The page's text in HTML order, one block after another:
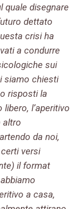
quale disegnare
dettato
crisi ha
a condurre
sui
siamo chiesti
risposti la
l’aperitivo
altro
da noi,
versi
il format
a casa,